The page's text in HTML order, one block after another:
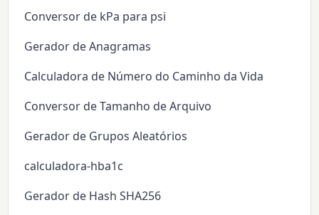
Conversor de kPa para psi
Gerador de Anagramas
Calculadora de Número do Caminho da Vida
Conversor de Tamanho de Arquivo
Gerador de Grupos Aleatórios
calculadora-hba1c
Gerador de Hash SHA256